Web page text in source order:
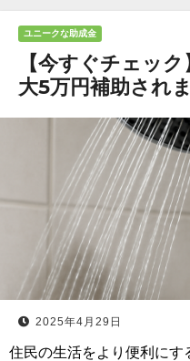
ユニークな助成金
【今すぐチェッ
大5万円補助され
2025年4月29日
住民の生活をより便利にす